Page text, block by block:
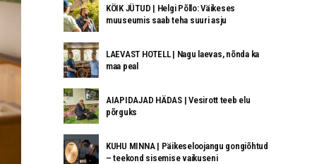
KÖIK JÜTUD | Helgi Põllo: Väikeses
muuseumis saab teha suuri asju
LAEVAST HOTELL | Nagu laevas, nõnda ka
maa peal
AIAPIDAJAD HÄDAS | Vesirott teeb elu
põrguks
KUHU MINNA | Päikeseloojangu gongiõhtud
– teekond sisemise vaikuseni